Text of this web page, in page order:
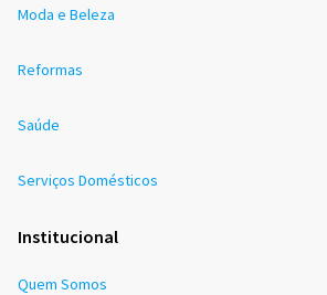
Moda e Beleza
Reformas
Saúde
Serviços Domésticos
Institucional
Quem Somos